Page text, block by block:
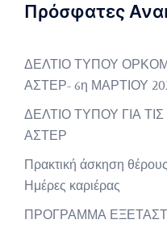
Πρόσφατες
ΔΕΛΤΙΟ ΤΥΠΟΥ
ΑΣΤΕΡ- 6η ΜΑΡΤΙΟΥ
ΔΕΛΤΙΟ ΤΥΠΟΥ ΓΙΑ
ΑΣΤΕΡ
Πρακτική άσκηση
Ημέρες καριέρας
ΠΡΟΓΡΑΜΜΑ